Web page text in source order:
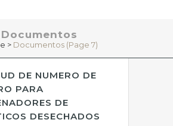
Documentos
> Documentos (Page 7)
DE NUMERO DE
PARA
DE
DESECHADOS